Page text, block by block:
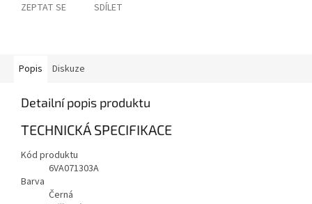
ZEPTAT SE SDÍLET
Popis Diskuze
Detailní popis produktu
TECHNICKÁ SPECIFIKACE
Kód produktu
6VA071303A
Barva
Černá